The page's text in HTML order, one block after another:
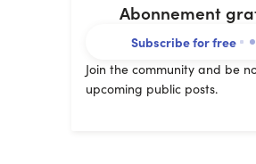
- Le pack complet des
- Desgoodiessurprises
- 20% de rabais sur notre futur
Abonnement
Subscribe for free
Join the community and be
upcoming public posts.